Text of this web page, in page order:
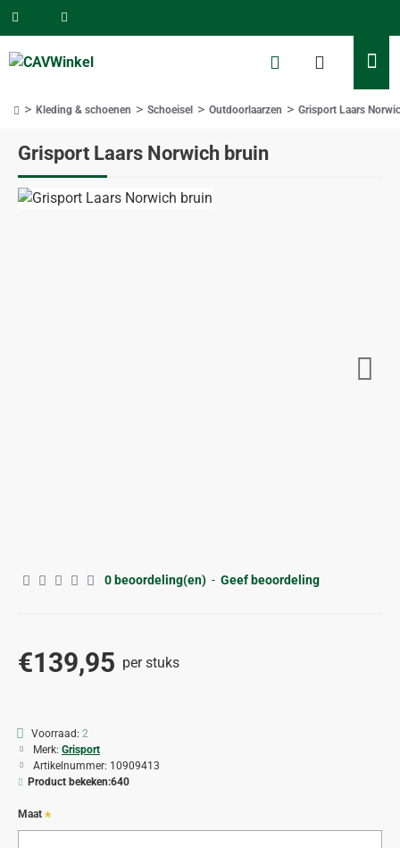
Grisport Laars Norwich bruin
Kleding & schoenen Schoeisel Outdoorlaarzen Grisport Laars
0 beoordeling(en) - Geef beoordeling
€139,95 per stuks
Voorraad: 2
Merk: Grisport
Artikelnummer: 10909413
Product bekeken:640
Maat